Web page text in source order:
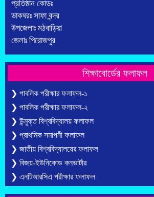
প্রতিষ্ঠান কোডঃ
ডাকঘরঃ সাফা বন্দর
উপজেলাঃ মঠবাড়িয়া
জেলাঃ পিরোজপুর
শিক্ষাবোর্ডের ফলাফল
❯ পাবলিক পরীক্ষার ফলাফল-১
❯ পাবলিক পরীক্ষার ফলাফল-২
❯ উন্মুক্ত বিশ্ববিদ্যালয় ফলাফল
❯ প্রাথমিক সমাপনী ফলাফল
❯ জাতীয় বিশ্ববিদ্যালয়ের ফলাফল
❯ বিজয়-ইউনিকোড কনভার্টার
❯ এনটিআরসিএ পরীক্ষার ফলাফল